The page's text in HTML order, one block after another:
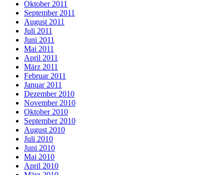
Oktober 2011
September 2011
August 2011
Juli 2011
Juni 2011
Mai 2011
April 2011
März 2011
Februar 2011
Januar 2011
Dezember 2010
November 2010
Oktober 2010
September 2010
August 2010
Juli 2010
Juni 2010
Mai 2010
April 2010